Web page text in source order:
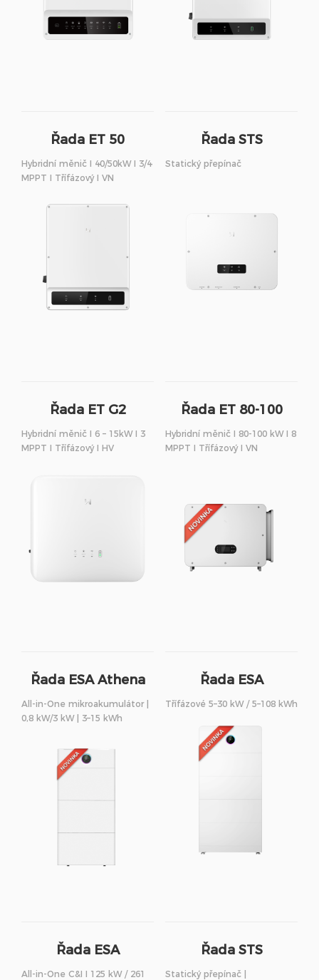
Řada ET 50
Hybridní měnič I 40/50kW I 3/4
MPPT I Třífázový I VN
Řada STS
Statický přepínač
Řada ET G2
Hybridní měnič I 6 – 15kW I 3
MPPT I Třífázový I HV
Řada ET 80-100
Hybridní měnič I 80-100 kW I 8
MPPT I Třífázový I VN
Řada ESA Athena
S3
All-in-One mikroakumulátor |
0,8 kW/3 kW | 3–15 kWh
Řada ESA
Třífázové 5–30 kW / 5–108 kWh
Řada ESA
All-in-One C&I I 125 kW / 261
Řada STS
250/500kW
Statický přepínač |